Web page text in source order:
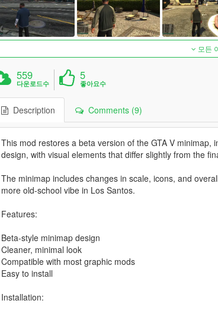
모든
559
다운로드수
5
좋아요수
Description Comments (9)
This mod restores a beta version of the GTA V
design, with visual elements that differ slightly from the
The minimap includes changes in scale, icons, and
more old-school vibe in Los Santos.
Features:
Beta-style minimap design
Cleaner, minimal look
Compatible with most graphic mods
Easy to install
Installation: